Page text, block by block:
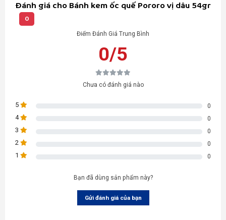
Đánh giá cho Bánh kem ốc quế Pororo vị dâu 54gr
0
Điểm Đánh Giá Trung Bình
0/5
Chưa có đánh giá nào
5 0
4 0
3 0
2 0
1 0
Bạn đã dùng sản phẩm này?
Gửi đánh giá của bạn